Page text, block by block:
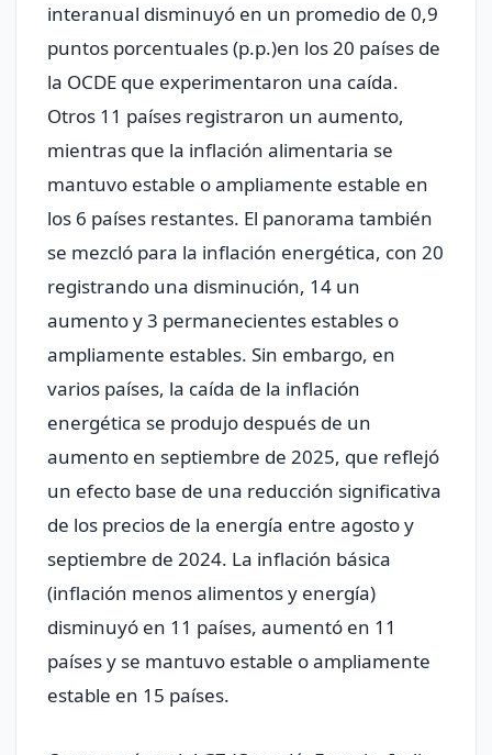
interanual disminuyó en un promedio de 0,9
puntos porcentuales (p.p.)en los 20 países de
la OCDE que experimentaron una caída.
Otros 11 países registraron un aumento,
mientras que la inflación alimentaria se
mantuvo estable o ampliamente estable en
los 6 países restantes. El panorama también
se mezcló para la inflación energética, con 20
registrando una disminución, 14 un
aumento y 3 permanecientes estables o
ampliamente estables. Sin embargo, en
varios países, la caída de la inflación
energética se produjo después de un
aumento en septiembre de 2025, que reflejó
un efecto base de una reducción significativa
de los precios de la energía entre agosto y
septiembre de 2024. La inflación básica
(inflación menos alimentos y energía)
disminuyó en 11 países, aumentó en 11
países y se mantuvo estable o ampliamente
estable en 15 países.